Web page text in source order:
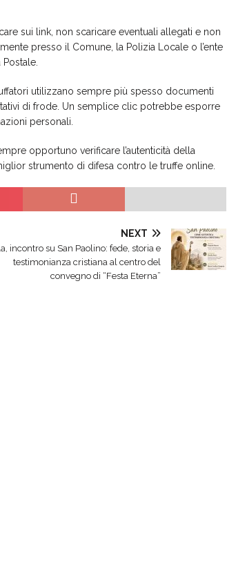
sui link, non scaricare eventuali allegati e non
presso il Comune, la Polizia Locale o l’ente
utilizzano sempre più spesso documenti
di frode. Un semplice clic potrebbe esporre
personali.
opportuno verificare l’autenticità della
strumento di difesa contro le truffe online.
NEXT
incontro su San Paolino: fede, storia e
testimonianza cristiana al centro del
convegno di “Festa Eterna”